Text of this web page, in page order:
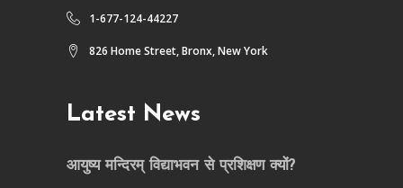
1-677-124-44227
826 Home Street, Bronx, New York
Latest News
आयुष्य मन्दिरम् विद्याभवन से प्रशिक्षण क्यों?